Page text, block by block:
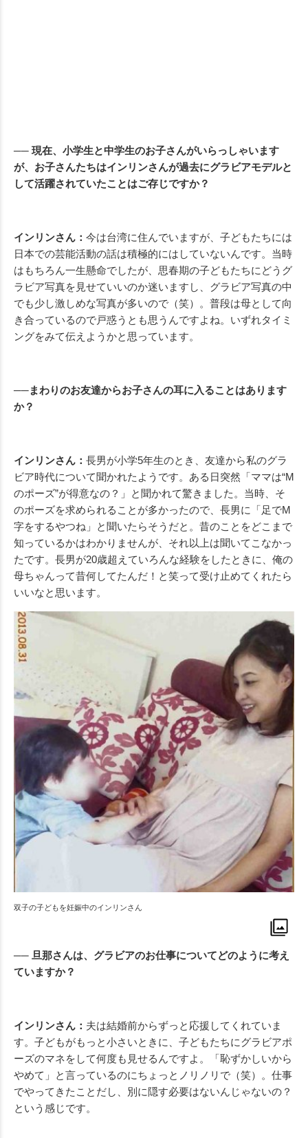
── 現在、小学生と中学生のお子さんがいらっしゃいます
が、お子さんたちはインリンさんが過去にグラビアモデルと
して活躍されていたことはご存じですか？
インリンさん： 今は台湾に住んでいますが、子どもたちには
日本での芸能活動の話は積極的にはしていないんです。当時
はもちろん一生懸命でしたが、思春期の子どもたちにどうグ
ラビア写真を見せていいのか迷いますし、グラビア写真の中
でも少し激しめな写真が多いので（笑）。普段は母として向
き合っているので戸惑うとも思うんですよね。いずれタイミ
ングをみて伝えようかと思っています。
──まわりのお友達からお子さんの耳に入ることはあります
か？
インリンさん： 長男が小学5年生のとき、友達から私のグラ
ビア時代について聞かれたようです。ある日突然「ママは“M
のポーズ”が得意なの？」と聞かれて驚きました。当時、そ
のポーズを求められることが多かったので、長男に「足でM
字をするやつね」と聞いたらそうだと。昔のことをどこまで
知っているかはわかりませんが、それ以上は聞いてこなかっ
たです。長男が20歳超えていろんな経験をしたときに、俺の
母ちゃんって昔何してたんだ！と笑って受け止めてくれたら
いいなと思います。
双子の子どもを妊娠中のインリンさん
── 旦那さんは、グラビアのお仕事についてどのように考え
ていますか？
インリンさん： 夫は結婚前からずっと応援してくれていま
す。子どもがもっと小さいときに、子どもたちにグラビアポ
ーズのマネをして何度も見せるんですよ。「恥ずかしいから
やめて」と言っているのにちょっとノリノリで（笑）。仕事
でやってきたことだし、別に隠す必要はないんじゃないの？
という感じです。